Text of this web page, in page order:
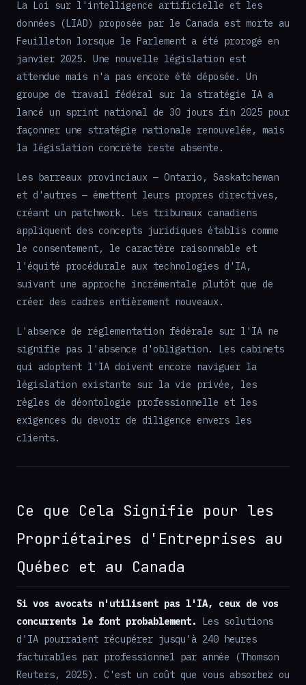
La Loi sur l'intelligence artificielle et les
données (LIAD) proposée par le Canada est morte au
Feuilleton lorsque le Parlement a été prorogé en
janvier 2025. Une nouvelle législation est
attendue mais n'a pas encore été déposée. Un
groupe de travail fédéral sur la stratégie IA a
lancé un sprint national de 30 jours fin 2025 pour
façonner une stratégie nationale renouvelée, mais
la législation concrète reste absente.
Les barreaux provinciaux — Ontario, Saskatchewan
et d'autres — émettent leurs propres directives,
créant un patchwork. Les tribunaux canadiens
appliquent des concepts juridiques établis comme
le consentement, le caractère raisonnable et
l'équité procédurale aux technologies d'IA,
suivant une approche incrémentale plutôt que de
créer des cadres entièrement nouveaux.
L'absence de réglementation fédérale sur l'IA ne
signifie pas l'absence d'obligation. Les cabinets
qui adoptent l'IA doivent encore naviguer la
législation existante sur la vie privée, les
règles de déontologie professionnelle et les
exigences du devoir de diligence envers les
clients.
Ce que Cela Signifie pour les
Propriétaires d'Entreprises au
Québec et au Canada
Si vos avocats n'utilisent pas l'IA, ceux de vos
concurrents le font probablement.
Les solutions
d'IA pourraient récupérer jusqu'à 240 heures
facturables par professionnel par année (Thomson
Reuters, 2025). C'est un coût que vous absorbez ou